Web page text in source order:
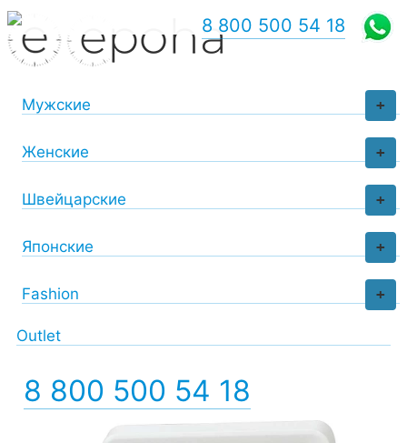
+
Мужские
+
Женские
+
Швейцарские
+
Японские
+
Fashion
Outlet
8 800 500 54 18
8 800 500 54 18